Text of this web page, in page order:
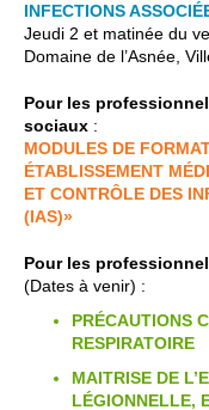
INFECTIONS
Jeudi 2 et matinée du
Domaine de l’Asnée,
Pour les
sociaux :
MODULES DE
ÉTABLISSEMENT
ET CONTRÔLE DES
(IAS)»
Pour les
(Dates à venir) :
PRÉCAUTIONS
RESPIRATOIRE
MAITRISE DE
LÉGIONNELLE,